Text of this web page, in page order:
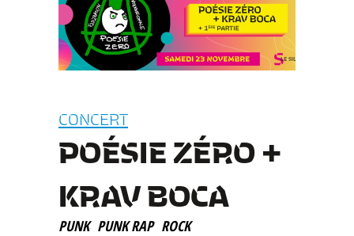
CONCERT
POÉSIE ZÉRO +
KRAV BOCA
PUNK PUNK RAP ROCK